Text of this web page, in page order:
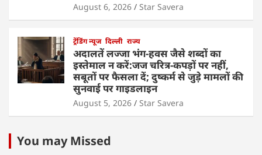
August 6, 2026 Star Savera
ट्रेंडिंग न्यूज दिल्ली राज्य
अदालतें लज्जा भंग-हवस जैसे शब्दों का
इस्तेमाल न करें:जज चरित्र-कपड़ों पर नहीं,
सबूतों पर फैसला दें; दुष्कर्म से जुड़े मामलों की
सुनवाई पर गाइडलाइन
August 5, 2026 Star Savera
You may Missed